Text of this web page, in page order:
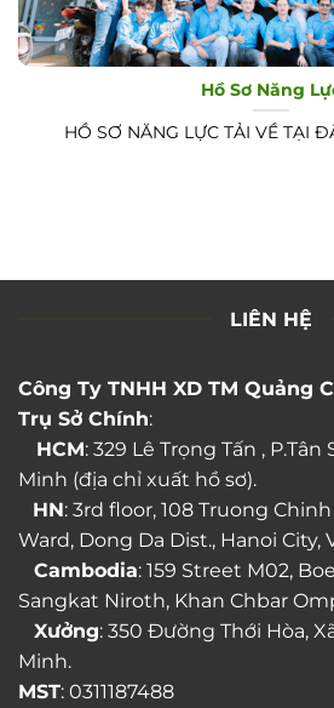
Hồ Sơ Năng
HỒ SƠ NĂNG LỰC TẢI VỀ TẠI
LIÊN HỆ
Công Ty TNHH XD TM Quảng
Trụ Sở Chính:
HCM: 329 Lê Trọng Tấn , P.Tân
Minh (địa chỉ xuất hồ sơ).
HN: 3rd floor, 108 Truong
Ward, Dong Da Dist., Hanoi City,
Cambodia: 159 Street M02,
Sangkat Niroth, Khan Chbar
Xưởng: 350 Đường Thới Hòa,
Minh.
MST: 0311187488